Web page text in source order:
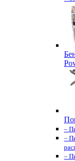
–
–
–